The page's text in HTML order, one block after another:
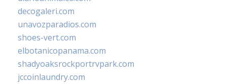
decogaleri.com
unavozparadios.com
shoes-vert.com
elbotanicopanama.com
shadyoaksrockportrvpark.com
jccoinlaundry.com